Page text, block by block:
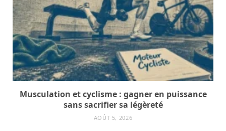
Musculation et cyclisme : gagner en puissance
sans sacrifier sa légèreté
AOÛT 5, 2026